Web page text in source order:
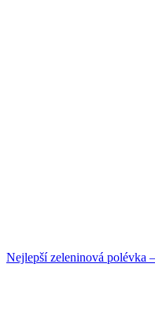
Nejlepší zeleninová polévka